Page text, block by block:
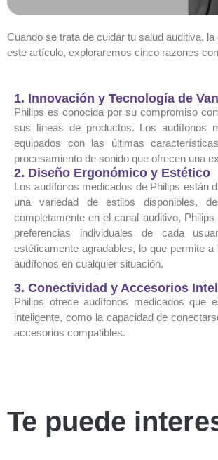
Cuando se trata de cuidar tu salud auditiva,
este artículo, exploraremos cinco razones
1. Innovación y Tecnología de
Philips es conocida por su compromiso
sus líneas de productos. Los audífonos
equipados con las últimas
procesamiento de sonido que ofrecen una
2. Diseño Ergonómico y Estético
Los audífonos medicados de Philips están
una variedad de estilos disponibles,
completamente en el canal auditivo,
preferencias individuales de cada
estéticamente agradables, lo que permite
audífonos en cualquier situación.
3. Conectividad y Accesorios
Philips ofrece audífonos medicados que
inteligente, como la capacidad de
accesorios compatibles.
Te puede